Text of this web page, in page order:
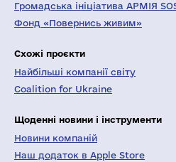
Громадська ініціатива АРМІЯ
Фонд «Повернись живим»
Схожі проєкти
Найбільші компанії світу
Coalition for Ukraine
Щоденні новини і інструменти
Новини компаній
Наш додаток в Apple Store